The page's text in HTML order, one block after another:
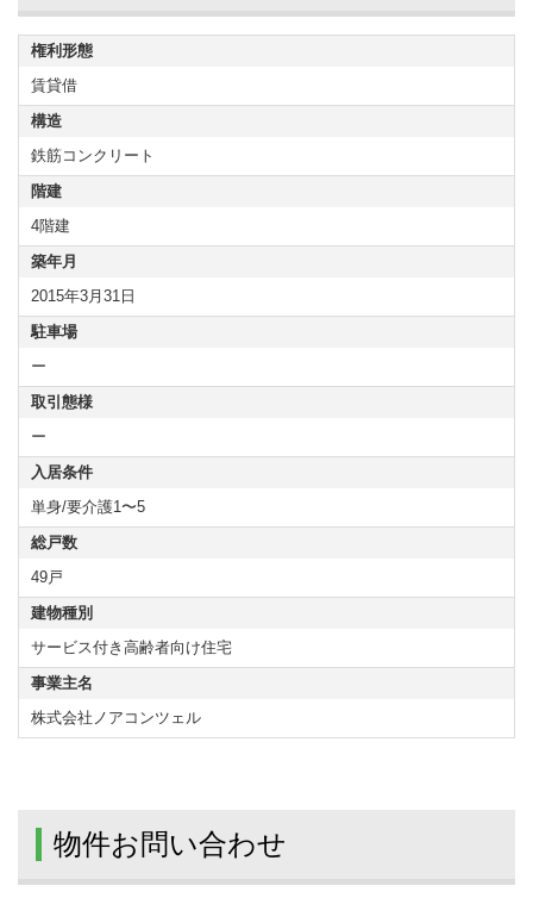
権利形態
賃貸借
構造
鉄筋コンクリート
階建
4階建
築年月
2015年3月31日
駐車場
ー
取引態様
ー
入居条件
単身/要介護1〜5
総戸数
49戸
建物種別
サービス付き高齢者向け住宅
事業主名
株式会社ノアコンツェル
物件お問い合わせ